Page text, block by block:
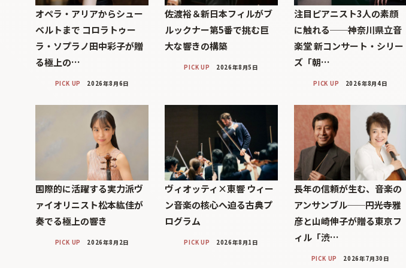
オペラ・アリアからシュー
ベルトまで コロラトゥー
ラ・ソプラノ田中彩子が贈
る極上の…
PICK UP 2026年8月6日
佐渡裕＆新日本フィルがブ
ルックナー第5番で挑む巨
大な響きの構築
PICK UP 2026年8月5日
注目ピアニスト3人の素顔
に触れる──神奈川県立音
楽堂 新コンサート・シリー
ズ「朝…
PICK UP 2026年8月4日
国際的に活躍する実力派ヴ
ァイオリニスト松本紘佳が
奏でる極上の響き
PICK UP 2026年8月2日
ヴィオッティ×東響 ウィー
ン音楽の核心へ迫る古典プ
ログラム
PICK UP 2026年8月1日
長年の信頼が生む、音楽の
アンサンブル──円光寺雅
彦と山崎伸子が贈る東京フ
ィル「渋…
PICK UP 2026年7月30日